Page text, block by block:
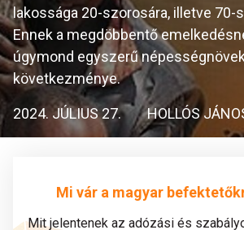
lakossága 20-szorosára, illetve 70-
Ennek a megdöbbentő
úgymond egyszerű
következménye.
2024. JÚLIUS 27. HOLLÓS
Mi vár a magyar
Mit jelentenek az adózási és